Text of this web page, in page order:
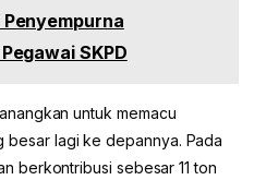
SKPD
untuk memacu
besar lagi ke depannya. Pada
berkontribusi sebesar 11 ton